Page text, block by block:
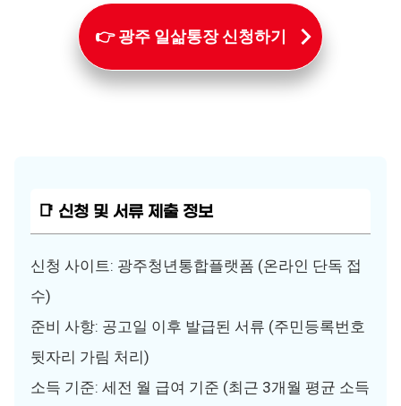
👉 광주 일삶통장 신청하기
📑 신청 및 서류 제출 정보
신청 사이트: 광주청년통합플랫폼 (온라인 단독 접
수)
준비 사항: 공고일 이후 발급된 서류 (주민등록번호
뒷자리 가림 처리)
소득 기준: 세전 월 급여 기준 (최근 3개월 평균 소득